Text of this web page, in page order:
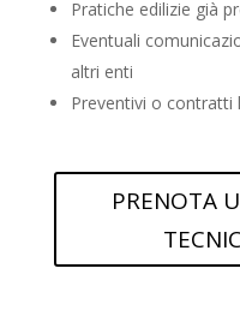
Pratiche edilizie già
Eventuali
altri enti
Preventivi o contratti
PRENOTA